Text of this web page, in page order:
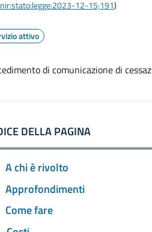
12-15;191)
attivo
di comunicazione di
DELLA PAGINA
A chi è rivolto
Approfondimenti
Come fare